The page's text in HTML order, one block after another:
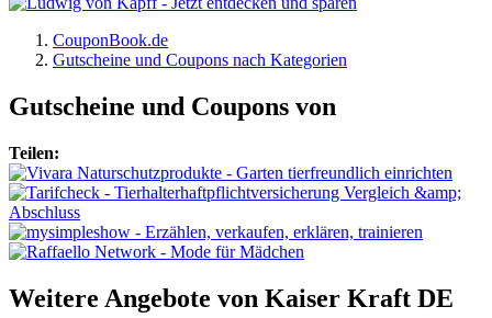
CouponBook.de
Gutscheine und Coupons nach Kategorien
Gutscheine und Coupons von
Teilen:
Weitere Angebote von Kaiser Kraft DE